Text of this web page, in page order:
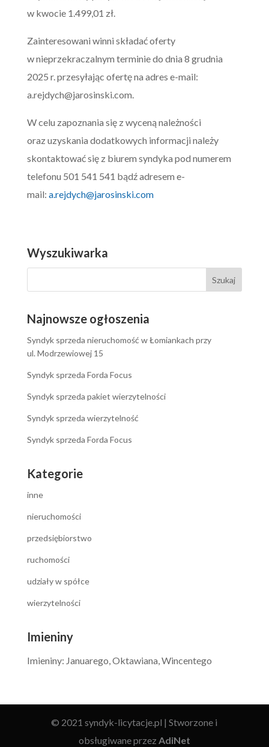
w kwocie 1.499,01 zł.
Zainteresowani winni składać oferty
w nieprzekraczalnym terminie do dnia 8 grudnia
2025 r. przesyłając ofertę na adres e-mail:
a.rejdych@jarosinski.com.
W celu zapoznania się z wyceną należności
oraz uzyskania dodatkowych informacji należy
skontaktować się z biurem syndyka pod numerem
telefonu 501 541 541 bądź adresem e-
mail: a.rejdych@jarosinski.com
Wyszukiwarka
Najnowsze ogłoszenia
Syndyk sprzeda nieruchomość w Łomiankach przy
ul. Modrzewiowej 15
Syndyk sprzeda Forda Focus
Syndyk sprzeda pakiet wierzytelności
Syndyk sprzeda wierzytelność
Syndyk sprzeda Forda Focus
Kategorie
inne
nieruchomości
przedsiębiorstwo
ruchomości
udziały w spółce
wierzytelności
Imieniny
Imieniny: Januarego,Oktawiana,Wincentego
© 2021 syndyk-licytacje.pl | Stworzone i
obsługiwane przez AdiNet